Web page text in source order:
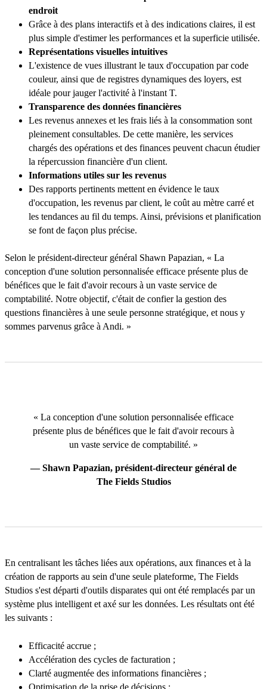
endroit
Grâce à des plans interactifs et à des indications claires, il est
plus simple d'estimer les performances et la superficie utilisée.
Représentations visuelles intuitives
L'existence de vues illustrant le taux d'occupation par code
couleur, ainsi que de registres dynamiques des loyers, est
idéale pour jauger l'activité à l'instant T.
Transparence des données financières
Les revenus annexes et les frais liés à la consommation sont
pleinement consultables. De cette manière, les services
chargés des opérations et des finances peuvent chacun étudier
la répercussion financière d'un client.
Informations utiles sur les revenus
Des rapports pertinents mettent en évidence le taux
d'occupation, les revenus par client, le coût au mètre carré et
les tendances au fil du temps. Ainsi, prévisions et planification
se font de façon plus précise.
Selon le président-directeur général Shawn Papazian, « La
conception d'une solution personnalisée efficace présente plus de
bénéfices que le fait d'avoir recours à un vaste service de
comptabilité. Notre objectif, c'était de confier la gestion des
questions financières à une seule personne stratégique, et nous y
sommes parvenus grâce à Andi. »
« La conception d'une solution personnalisée efficace
présente plus de bénéfices que le fait d'avoir recours à
un vaste service de comptabilité. »
— Shawn Papazian, président-directeur général de
The Fields Studios
En centralisant les tâches liées aux opérations, aux finances et à la
création de rapports au sein d'une seule plateforme, The Fields
Studios s'est départi d'outils disparates qui ont été remplacés par un
système plus intelligent et axé sur les données. Les résultats ont été
les suivants :
Efficacité accrue ;
Accélération des cycles de facturation ;
Clarté augmentée des informations financières ;
Optimisation de la prise de décisions ;